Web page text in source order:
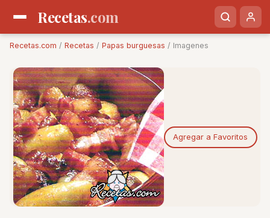
Recetas.com
Recetas.com / Recetas / Papas burguesas / Imagenes
Agregar a Favoritos